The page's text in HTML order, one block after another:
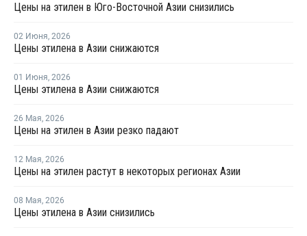
Цены на этилен в Юго-Восточной Азии снизились
02 Июня, 2026
Цены этилена в Азии снижаются
01 Июня, 2026
Цены этилена в Азии снижаются
26 Мая, 2026
Цены на этилен в Азии резко падают
12 Мая, 2026
Цены на этилен растут в некоторых регионах Азии
08 Мая, 2026
Цены этилена в Азии снизились